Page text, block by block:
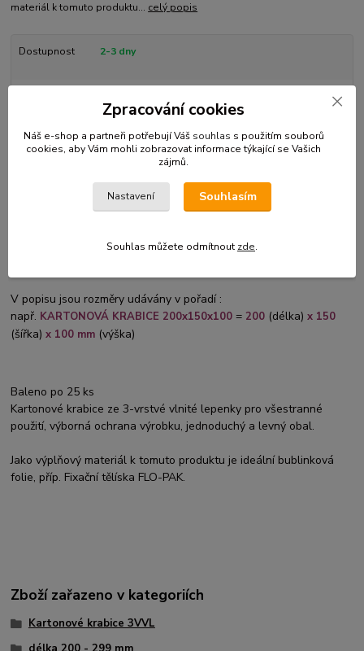
materiál k tomuto produktu... celý popis
Dostupnost 2-3 dny
Přidat do košíku
KK 200-010
Kompletní specifikace
V popisu jsou rozměry udávány v pořadí :
např. KARTONOVÁ KRABICE 200x150x100 = 200 (délka)x 150
(šířka)x 100 mm (výška)
Baleno po 25 ks
Kartonové krabice ze 3-vrstvé vlnité lepenky pro všestranné
použití, výborná ochrana výrobku, jednoduchý a levný obal.
Jako výplňový materiál k tomuto produktu je ideální bublinková
folie, příp. Fixační tělíska FLO-PAK.
Zboží zařazeno v kategoriích
Kartonové krabice 3VVL
Zpracování cookies
Náš e-shop a partneři potřebují Váš souhlas s použitím souborů
cookies, aby Vám mohli zobrazovat informace týkající se Vašich
zájmů.
Nastavení Souhlasím
Souhlas můžete odmítnout zde.